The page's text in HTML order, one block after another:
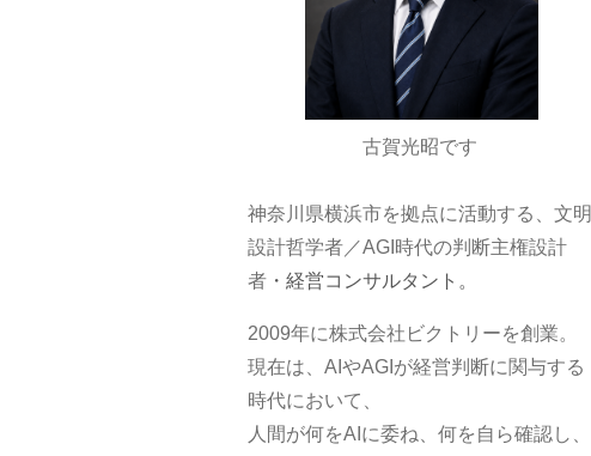
古賀光昭です
神奈川県横浜市を拠点に活動する、文明
設計哲学者／AGI時代の判断主権設計
者 ・経営コンサルタント。
2009年に株式会社ビクトリーを創業。
現在は、AIやAGIが経営判断に関与する
時代において、
人間が何をAIに委ね、何を自ら確認し、